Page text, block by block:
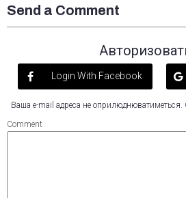
Send a Comment
Login With Facebook
Ваша e-mail адреса не оприлюднюватиметься.
Comment